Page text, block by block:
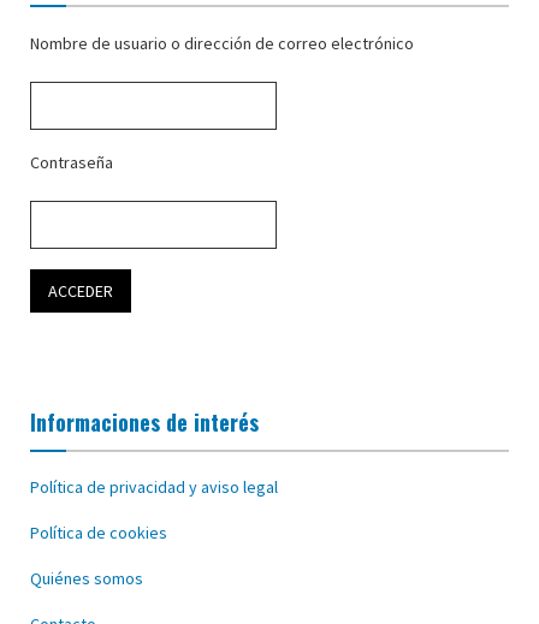
Nombre de usuario o dirección de correo electrónico
Contraseña
Informaciones de interés
Política de privacidad y aviso legal
Política de cookies
Quiénes somos